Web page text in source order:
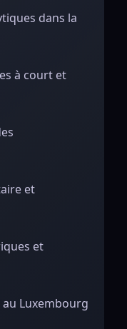
dans la
à court et
et
et
Luxembourg